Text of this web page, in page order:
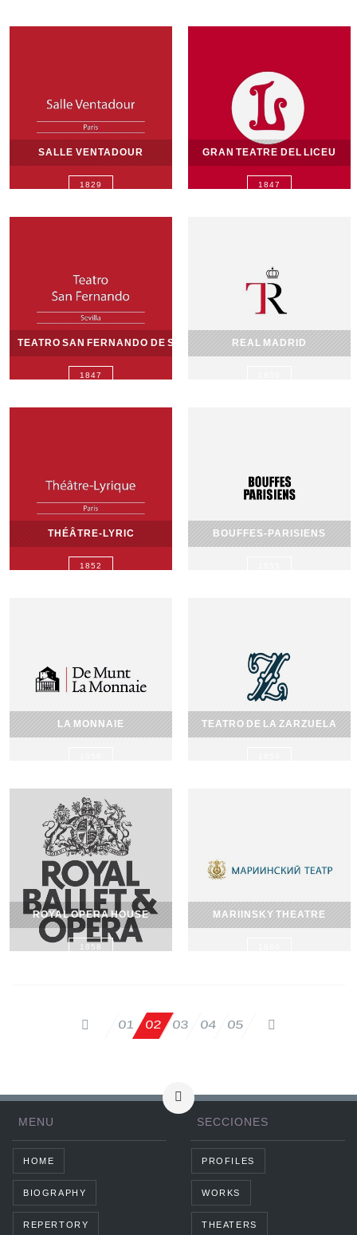
SALLE VENTADOUR
1829
GRAN TEATRE DEL LICEU
1847
TEATRO SAN FERNANDO DE SEVILLA
1847
REAL MADRID
THÉÂTRE-LYRIC
1852
BOUFFES-PARISIENS
LA MONNAIE TEATRO DE LA ZARZUELA
ROYAL OPERA HOUSE
1858
MARIINSKY THEATRE
01 02 03 04 05
MENU
HOME
BIOGRAPHY
REPERTORY
SECCIONES
PROFILES
WORKS
THEATERS